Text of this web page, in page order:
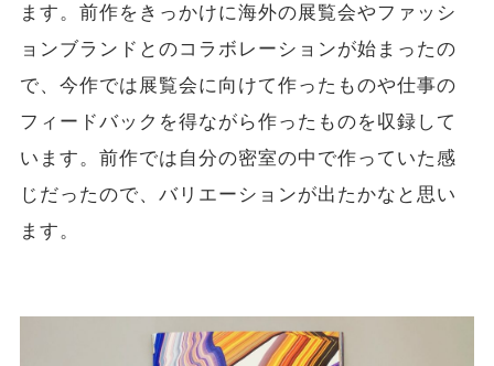
ます。前作をきっかけに海外の展覧会やファッシ
ョンブランドとのコラボレーションが始まったの
で、今作では展覧会に向けて作ったものや仕事の
フィードバックを得ながら作ったものを収録して
います。前作では自分の密室の中で作っていた感
じだったので、バリエーションが出たかなと思い
ます。